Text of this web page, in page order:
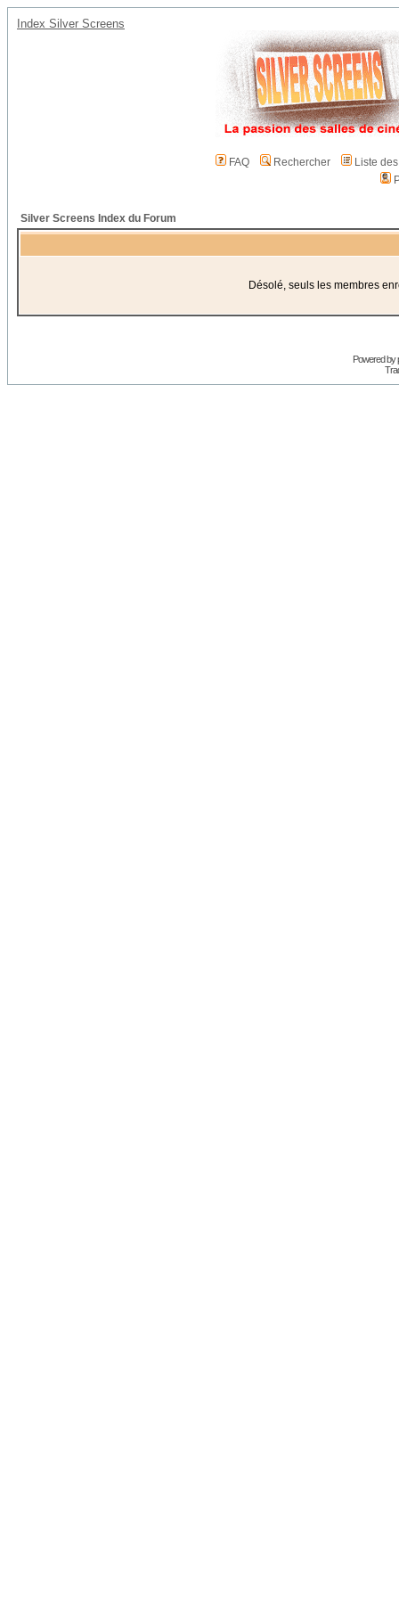
Index Silver Screens
FAQ Rechercher
Liste
Silver Screens Index du Forum
Désolé, seuls les membres
Powered by